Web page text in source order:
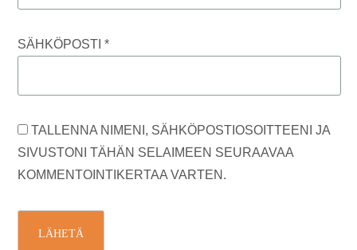
SÄHKÖPOSTI*
TALLENNA NIMENI, SÄHKÖPOSTIOSOITTEENI JA
SIVUSTONI TÄHÄN SELAIMEEN SEURAAVAA
KOMMENTOINTIKERTAA VARTEN.